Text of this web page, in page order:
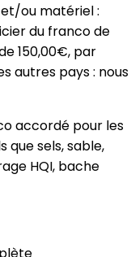
ou matériel :
du franco de
150,00€, par
autres pays : nous
accordé pour les
sels, sable,
HQI, bache